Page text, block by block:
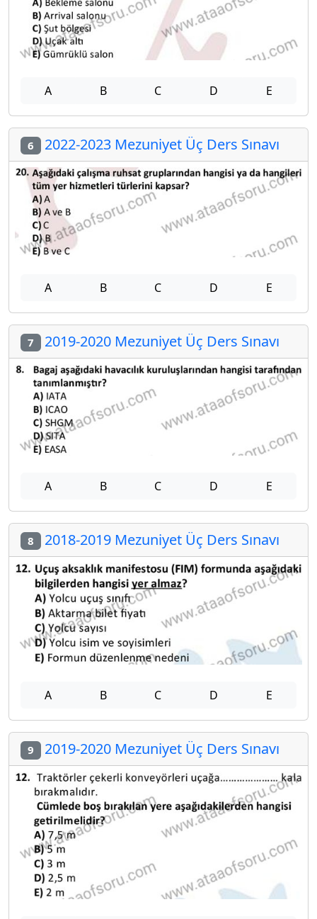
A B C D E
6 2022-2023 Mezuniyet Üç Ders Sınavı
A B C D E
7 2019-2020 Mezuniyet Üç Ders Sınavı
A B C D E
8 2018-2019 Mezuniyet Üç Ders Sınavı
A B C D E
9 2019-2020 Mezuniyet Üç Ders Sınavı